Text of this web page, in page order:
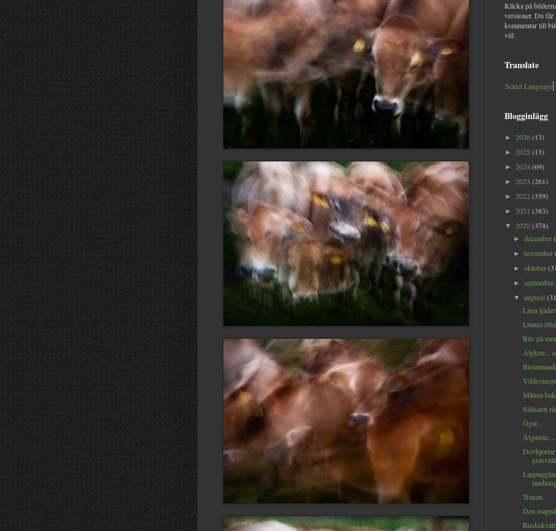
Klicka på
versioner. Du får
kommentar till
vill.
Translate
Select Language
Blogginlägg
► 2026(13)
► 2025 (13)
► 2024(69)
► 2023 (261)
► 2022(359)
► 2021 (383)
▼ 2020(374)
►december
►november
►oktober
►september
▼augusti
Liten
Linnea
Räv på
Älgkon...
Månen
Sällsamt
Ögat...
Älgmöte...
Dovhjortar
Tranan...
Den